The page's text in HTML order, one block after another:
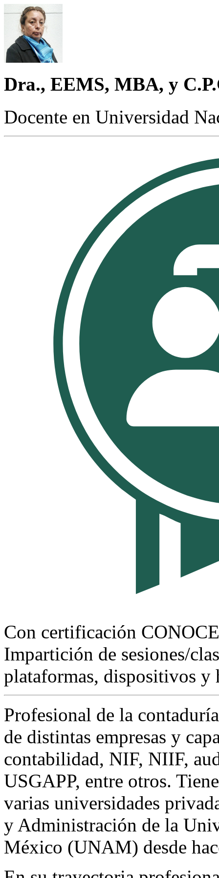
Dra., EEMS, MBA, y
Docente en Universidad
Con certificación
Impartición de sesiones/
plataformas, dispositivos y
Profesional de la
de distintas empresas y
contabilidad, NIF, NIIF,
USGAPP, entre otros.
varias universidades
y Administración de la
México (UNAM) desde